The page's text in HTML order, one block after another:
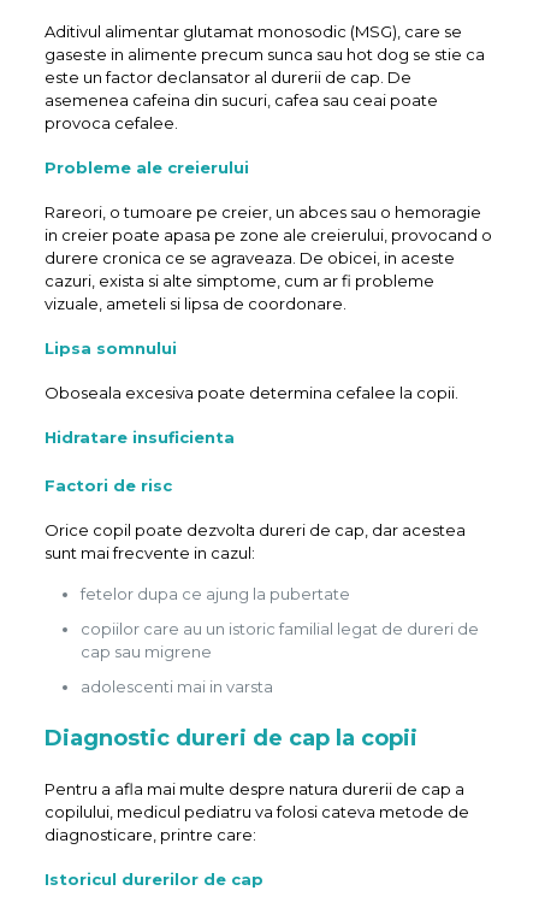
Aditivul alimentar glutamat monosodic (MSG), care se
gaseste in alimente precum sunca sau hot dog se stie ca
este un factor declansator al durerii de cap. De
asemenea cafeina din sucuri, cafea sau ceai poate
provoca cefalee.
Probleme ale creierului
Rareori, o tumoare pe creier, un abces sau o hemoragie
in creier poate apasa pe zone ale creierului, provocand o
durere cronica ce se agraveaza. De obicei, in aceste
cazuri, exista si alte simptome, cum ar fi probleme
vizuale, ameteli si lipsa de coordonare.
Lipsa somnului
Oboseala excesiva poate determina cefalee la copii.
Hidratare insuficienta
Factori de risc
Orice copil poate dezvolta dureri de cap, dar acestea
sunt mai frecvente in cazul:
fetelor dupa ce ajung la pubertate
copiilor care au un istoric familial legat de dureri de
cap sau migrene
adolescenti mai in varsta
Diagnostic dureri de cap la copii
Pentru a afla mai multe despre natura durerii de cap a
copilului, medicul pediatru va folosi cateva metode de
diagnosticare, printre care:
Istoricul durerilor de cap